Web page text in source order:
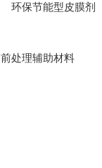
环保节能型皮膜剂
前处理辅助材料